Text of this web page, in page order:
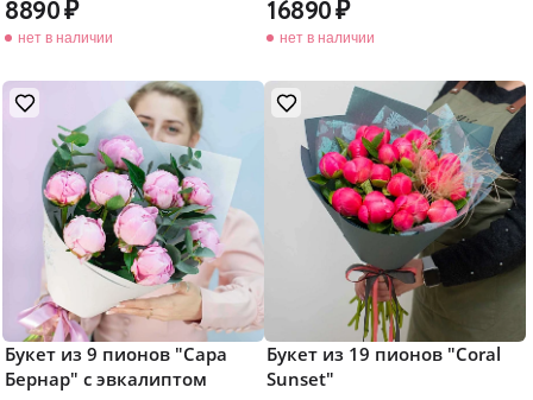
8890
нет в наличии
16890
нет в наличии
Букет из 9 пионов "Сара
Бернар" c эвкалиптом
Букет из 19 пионов "Coral
Sunset"